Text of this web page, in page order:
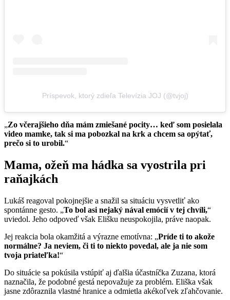
Príspevok, ktorý zdieľa Televízia JOJ (@tvjoj)
„Zo včerajšieho dňa mám zmiešané pocity… keď som posielala
video mamke, tak si ma pobozkal na krk a chcem sa opýtať,
prečo si to urobil.“
Mama, ožeň ma hádka sa vyostrila pri
raňajkách
Lukáš reagoval pokojnejšie a snažil sa situáciu vysvetliť ako
spontánne gesto. „To bol asi nejaký nával emócií v tej chvíli,“
uviedol. Jeho odpoveď však Elišku neuspokojila, práve naopak.
Jej reakcia bola okamžitá a výrazne emotívna: „Príde ti to akože
normálne? Ja neviem, či ti to niekto povedal, ale ja nie som
tvoja priateľka!“
Do situácie sa pokúsila vstúpiť aj ďalšia účastníčka Zuzana, ktorá
naznačila, že podobné gestá nepovažuje za problém. Eliška však
jasne zdôraznila vlastné hranice a odmietla akékoľvek zľahčovanie.